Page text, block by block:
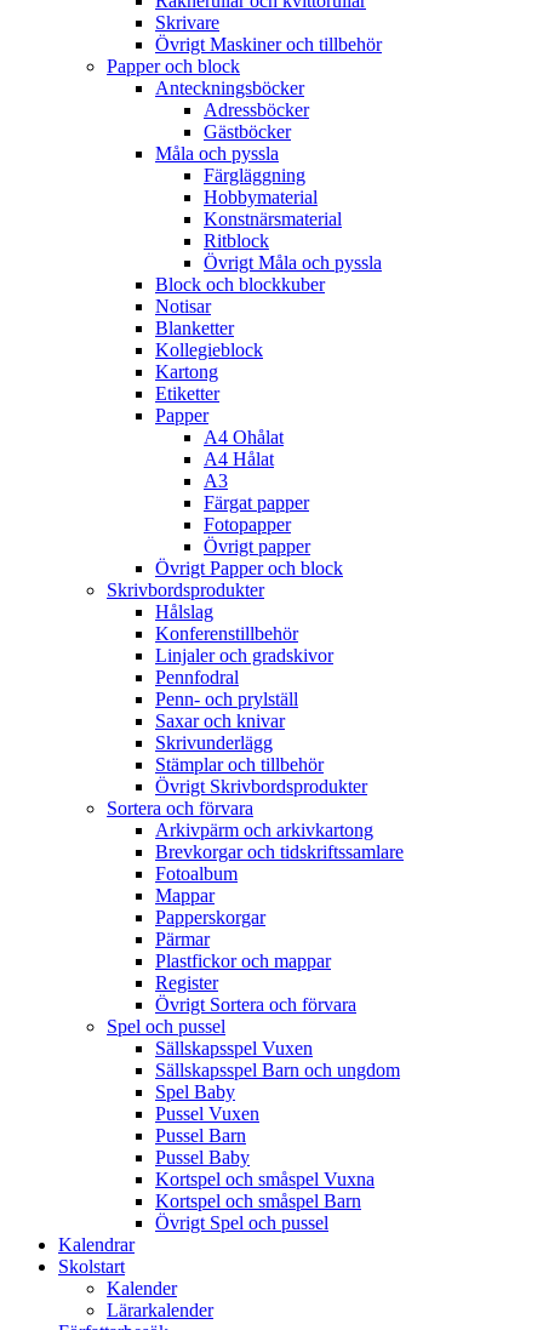
Skrivare
Övrigt Maskiner och tillbehör
Papper och block
Anteckningsböcker
Adressböcker
Gästböcker
Måla och pyssla
Färgläggning
Hobbymaterial
Konstnärsmaterial
Ritblock
Övrigt Måla och pyssla
Block och blockkuber
Notisar
Blanketter
Kollegieblock
Kartong
Etiketter
Papper
A4 Ohålat
A4 Hålat
A3
Färgat papper
Fotopapper
Övrigt papper
Övrigt Papper och block
Skrivbordsprodukter
Hålslag
Konferenstillbehör
Linjaler och gradskivor
Pennfodral
Penn- och prylställ
Saxar och knivar
Skrivunderlägg
Stämplar och tillbehör
Övrigt Skrivbordsprodukter
Sortera och förvara
Arkivpärm och arkivkartong
Brevkorgar och tidskriftssamlare
Fotoalbum
Mappar
Papperskorgar
Pärmar
Plastfickor och mappar
Register
Övrigt Sortera och förvara
Spel och pussel
Sällskapsspel Vuxen
Sällskapsspel Barn och ungdom
Spel Baby
Pussel Vuxen
Pussel Barn
Pussel Baby
Kortspel och småspel Vuxna
Kortspel och småspel Barn
Övrigt Spel och pussel
Kalendrar
Skolstart
Kalender
Lärarkalender